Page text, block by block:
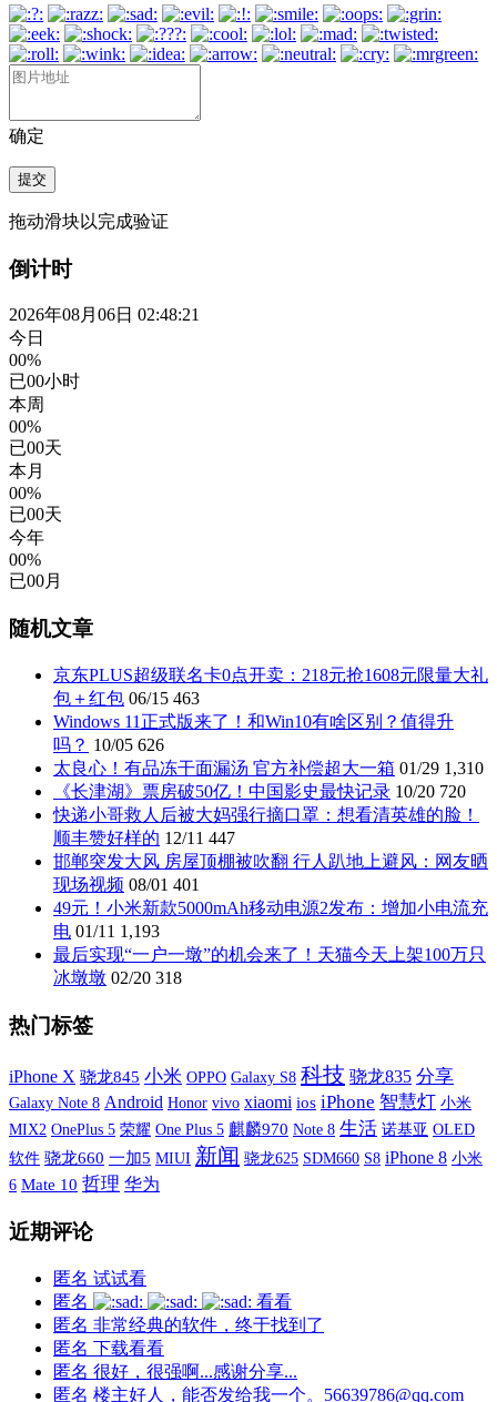
确定
提交
拖动滑块以完成验证
倒计时
2026年08月06日 02:48:22
今日
00%
已00小时
本周
00%
已00天
本月
00%
已00天
今年
00%
已00月
随机文章
京东PLUS超级联名卡0点开卖：218元抢1608元限量大礼
包＋红包 06/15 463
Windows 11正式版来了！和Win10有啥区别？值得升
吗？ 10/05 626
太良心！有品冻干面漏汤 官方补偿超大一箱 01/29 1,310
《长津湖》票房破50亿！中国影史最快记录 10/20 720
快递小哥救人后被大妈强行摘口罩：想看清英雄的脸！
顺丰赞好样的 12/11 447
邯郸突发大风 房屋顶棚被吹翻 行人趴地上避风：网友晒
现场视频 08/01 401
49元！小米新款5000mAh移动电源2发布：增加小电流充
电 01/11 1,193
最后实现“一户一墩”的机会来了！天猫今天上架100万只
冰墩墩 02/20 318
热门标签
iPhone X 骁龙845 小米 OPPO Galaxy S8 科技 骁龙835 分享
Galaxy Note 8 Android Honor vivo xiaomi ios iPhone 智慧灯 小米
MIX2 OnePlus 5 荣耀 One Plus 5 麒麟970 Note 8 生活 诺基亚 OLED
软件 骁龙660 一加5 MIUI 新闻 骁龙625 SDM660 S8 iPhone 8 小米
6 Mate 10 哲理 华为
近期评论
匿名 试试看
匿名
看看
匿名 非常经典的软件，终于找到了
匿名 下载看看
匿名 很好，很强啊...感谢分享...
匿名 楼主好人，能否发给我一个。56639786@qq.com